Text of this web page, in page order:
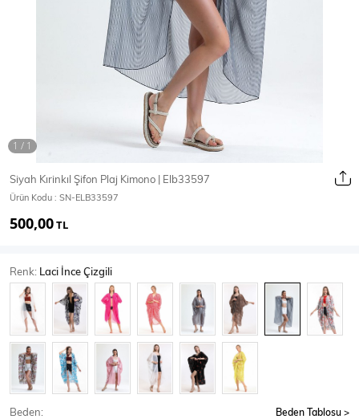
Mont & Kaban Yağmurluk
T-Shirt
Body Atlet Crop & Büstiyer
SPOR GİYİM
Siyah Kırinkıl Şifon Plaj Kimono | Elb33597
Ürün Kodu : SN-ELB33597
500,00TL
Renk: Laci İnce Çizgili
Beden: Beden Tablosu